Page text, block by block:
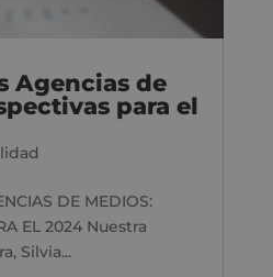
Agencias de
para el
DE MEDIOS:
EL 2024 Nuestra
Silvia...